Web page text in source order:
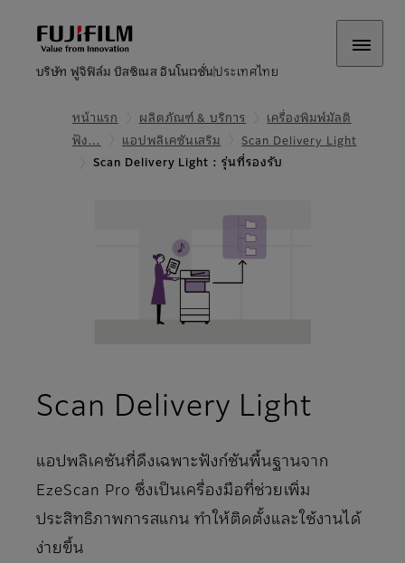
บริษัท ฟูจิฟิล์ม บิสซิเนส อินโนเวชั่นประเทศไทย
หน้าแรก ผลิตภัณฑ์ & บริการ
เครื่องพิมพ์มัลติ
ฟัง…
แอปพลิเคชันเสริม
Scan Delivery Light
Scan Delivery Light : รุ่นที่รองรับ
Scan Delivery Light
แอปพลิเคชันที่ดึงเฉพาะฟังก์ชันพื้นฐานจาก
EzeScan Pro ซึ่งเป็นเครื่องมือที่ช่วยเพิ่ม
ประสิทธิภาพการสแกน ทำให้ติดตั้งและใช้งานได้
ง่ายขึ้น